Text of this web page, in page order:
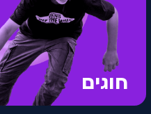
חוגים